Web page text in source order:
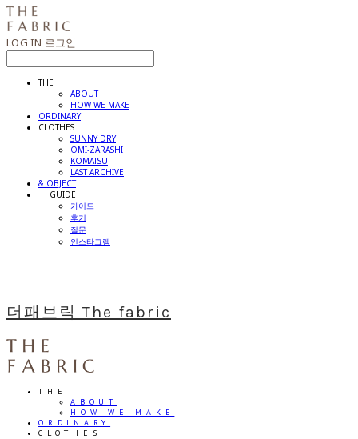
LOG IN 로그인
THE
ABOUT
HOW WE MAKE
ORDINARY
CLOTHES
SUNNY DRY
OMI-ZARASHI
KOMATSU
LAST ARCHIVE
& OBJECT
⠀⠀GUIDE
가이드
후기
질문
인스타그램
더패브릭 The fabric
THE
ABOUT
HOW WE MAKE
ORDINARY
CLOTHES